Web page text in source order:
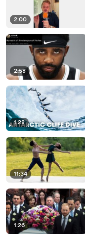
2:00
2:58
1:28
11:34
1:26